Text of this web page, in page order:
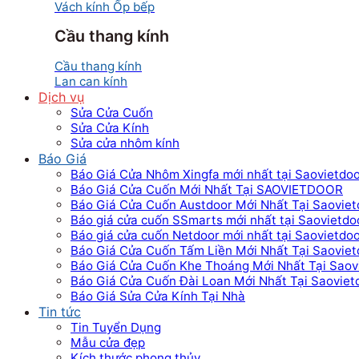
Vách kính Ốp bếp
Cầu thang kính
Cầu thang kính
Lan can kính
Dịch vụ
Sửa Cửa Cuốn
Sửa Cửa Kính
Sửa cửa nhôm kính
Báo Giá
Báo Giá Cửa Nhôm Xingfa mới nhất tại
Báo Giá Cửa Cuốn Mới Nhất Tại SAOVIETDOOR
Báo Giá Cửa Cuốn Austdoor Mới Nhất Tại
Báo giá cửa cuốn SSmarts mới nhất tại
Báo giá cửa cuốn Netdoor mới nhất tại
Báo Giá Cửa Cuốn Tấm Liền Mới Nhất Tại
Báo Giá Cửa Cuốn Khe Thoáng Mới Nhất Tại
Báo Giá Cửa Cuốn Đài Loan Mới Nhất Tại
Báo Giá Sửa Cửa Kính Tại Nhà
Tin tức
Tin Tuyển Dụng
Mẫu cửa đẹp